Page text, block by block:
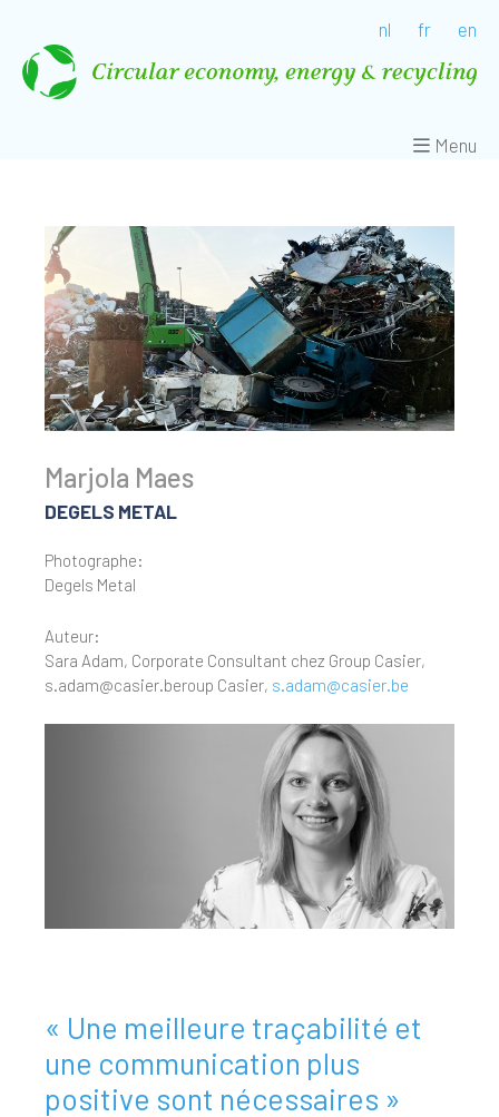
nl fr en
Menu
Marjola Maes
DEGELS METAL
Photographe:
Degels Metal
Auteur:
Sara Adam, Corporate Consultant chez Group Casier,
s.adam@casier.beroup Casier, s.adam@casier.be
« Une meilleure traçabilité et
une communication plus
positive sont nécessaires »